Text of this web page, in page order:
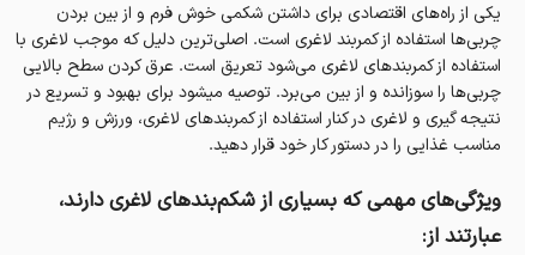
یکی از راه‌های اقتصادی برای داشتن شکمی خوش فرم و از بین بردن
چربی‌ها استفاده از کمربند لاغری است. اصلی‌ترین دلیل که موجب لاغری با
استفاده از کمربندهای لاغری می‌شود تعریق است. عرق کردن سطح بالایی
چربی‌ها را سوزانده و از بین می‌برد. توصیه میشود برای بهبود و تسریع در
نتیجه گیری و لاغری در کنار استفاده از کمربندهای لاغری، ورزش و رژیم
مناسب غذایی را در دستور کار خود قرار دهید.
ویژگی‌های مهمی که بسیاری از شکم‌بندهای لاغری دارند،
عبارتند از: